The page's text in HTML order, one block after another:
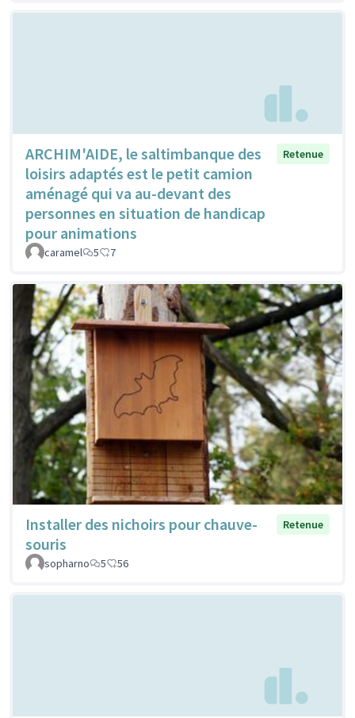
ARCHIM'AIDE, le saltimbanque des
loisirs adaptés est le petit camion
aménagé qui va au-devant des
personnes en situation de handicap
pour animations
Retenue
caramel 5 7
Installer des nichoirs pour chauve-
souris
Retenue
sopharno 5 56